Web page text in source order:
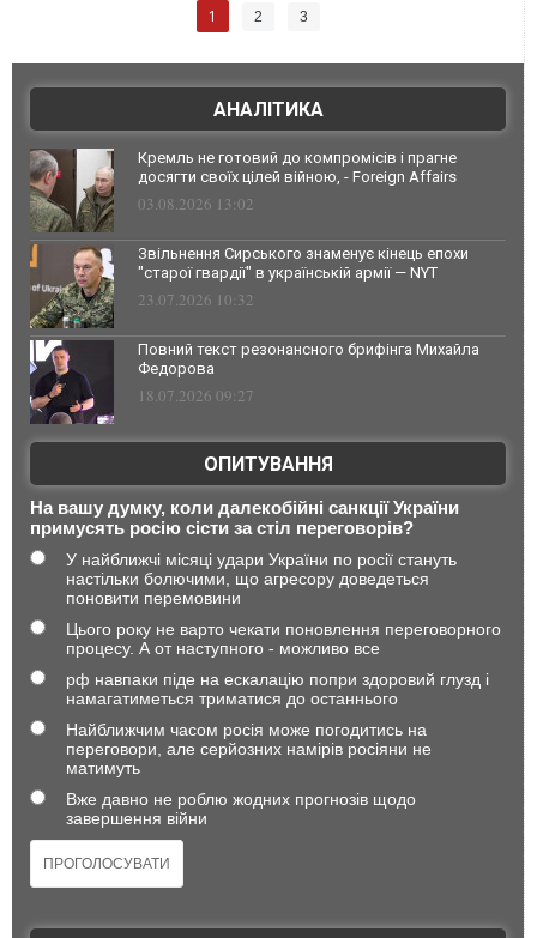
1 2 3
АНАЛІТИКА
Кремль не готовий до компромісів і прагне
досягти своїх цілей війною, - Foreign Affairs
03.08.2026 13:02
Звільнення Сирського знаменує кінець епохи
"старої гвардії" в українській армії — NYT
23.07.2026 10:32
Повний текст резонансного брифінга Михайла
Федорова
18.07.2026 09:27
ОПИТУВАННЯ
На вашу думку, коли далекобійні санкції України
примусять росію сісти за стіл переговорів?
У найближчі місяці удари України по росії стануть
настільки болючими, що агресору доведеться
поновити перемовини
Цього року не варто чекати поновлення переговорного
процесу. А от наступного - можливо все
рф навпаки піде на ескалацію попри здоровий глузд і
намагатиметься триматися до останнього
Найближчим часом росія може погодитись на
переговори, але серйозних намірів росіяни не
матимуть
Вже давно не роблю жодних прогнозів щодо
завершення війни